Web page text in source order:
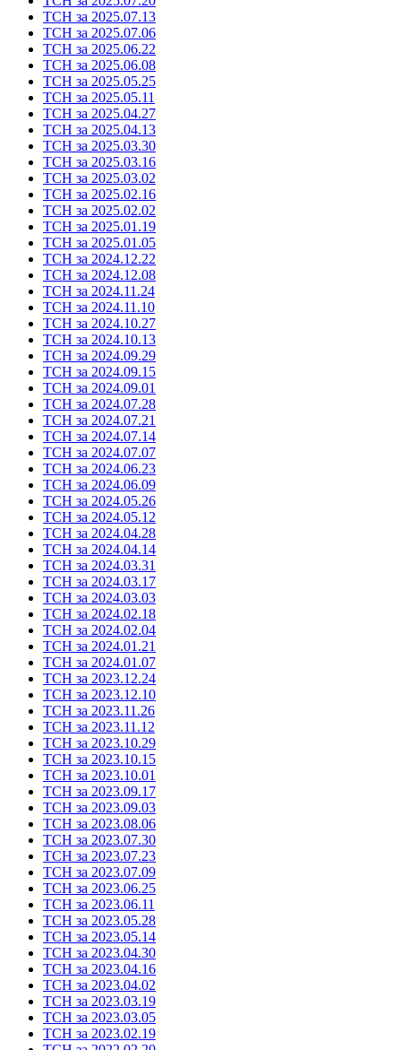
ТСН за 2025.07.13
ТСН за 2025.07.06
ТСН за 2025.06.22
ТСН за 2025.06.08
ТСН за 2025.05.25
ТСН за 2025.05.11
ТСН за 2025.04.27
ТСН за 2025.04.13
ТСН за 2025.03.30
ТСН за 2025.03.16
ТСН за 2025.03.02
ТСН за 2025.02.16
ТСН за 2025.02.02
ТСН за 2025.01.19
ТСН за 2025.01.05
ТСН за 2024.12.22
ТСН за 2024.12.08
ТСН за 2024.11.24
ТСН за 2024.11.10
ТСН за 2024.10.27
ТСН за 2024.10.13
ТСН за 2024.09.29
ТСН за 2024.09.15
ТСН за 2024.09.01
ТСН за 2024.07.28
ТСН за 2024.07.21
ТСН за 2024.07.14
ТСН за 2024.07.07
ТСН за 2024.06.23
ТСН за 2024.06.09
ТСН за 2024.05.26
ТСН за 2024.05.12
ТСН за 2024.04.28
ТСН за 2024.04.14
ТСН за 2024.03.31
ТСН за 2024.03.17
ТСН за 2024.03.03
ТСН за 2024.02.18
ТСН за 2024.02.04
ТСН за 2024.01.21
ТСН за 2024.01.07
ТСН за 2023.12.24
ТСН за 2023.12.10
ТСН за 2023.11.26
ТСН за 2023.11.12
ТСН за 2023.10.29
ТСН за 2023.10.15
ТСН за 2023.10.01
ТСН за 2023.09.17
ТСН за 2023.09.03
ТСН за 2023.08.06
ТСН за 2023.07.30
ТСН за 2023.07.23
ТСН за 2023.07.09
ТСН за 2023.06.25
ТСН за 2023.06.11
ТСН за 2023.05.28
ТСН за 2023.05.14
ТСН за 2023.04.30
ТСН за 2023.04.16
ТСН за 2023.04.02
ТСН за 2023.03.19
ТСН за 2023.03.05
ТСН за 2023.02.19